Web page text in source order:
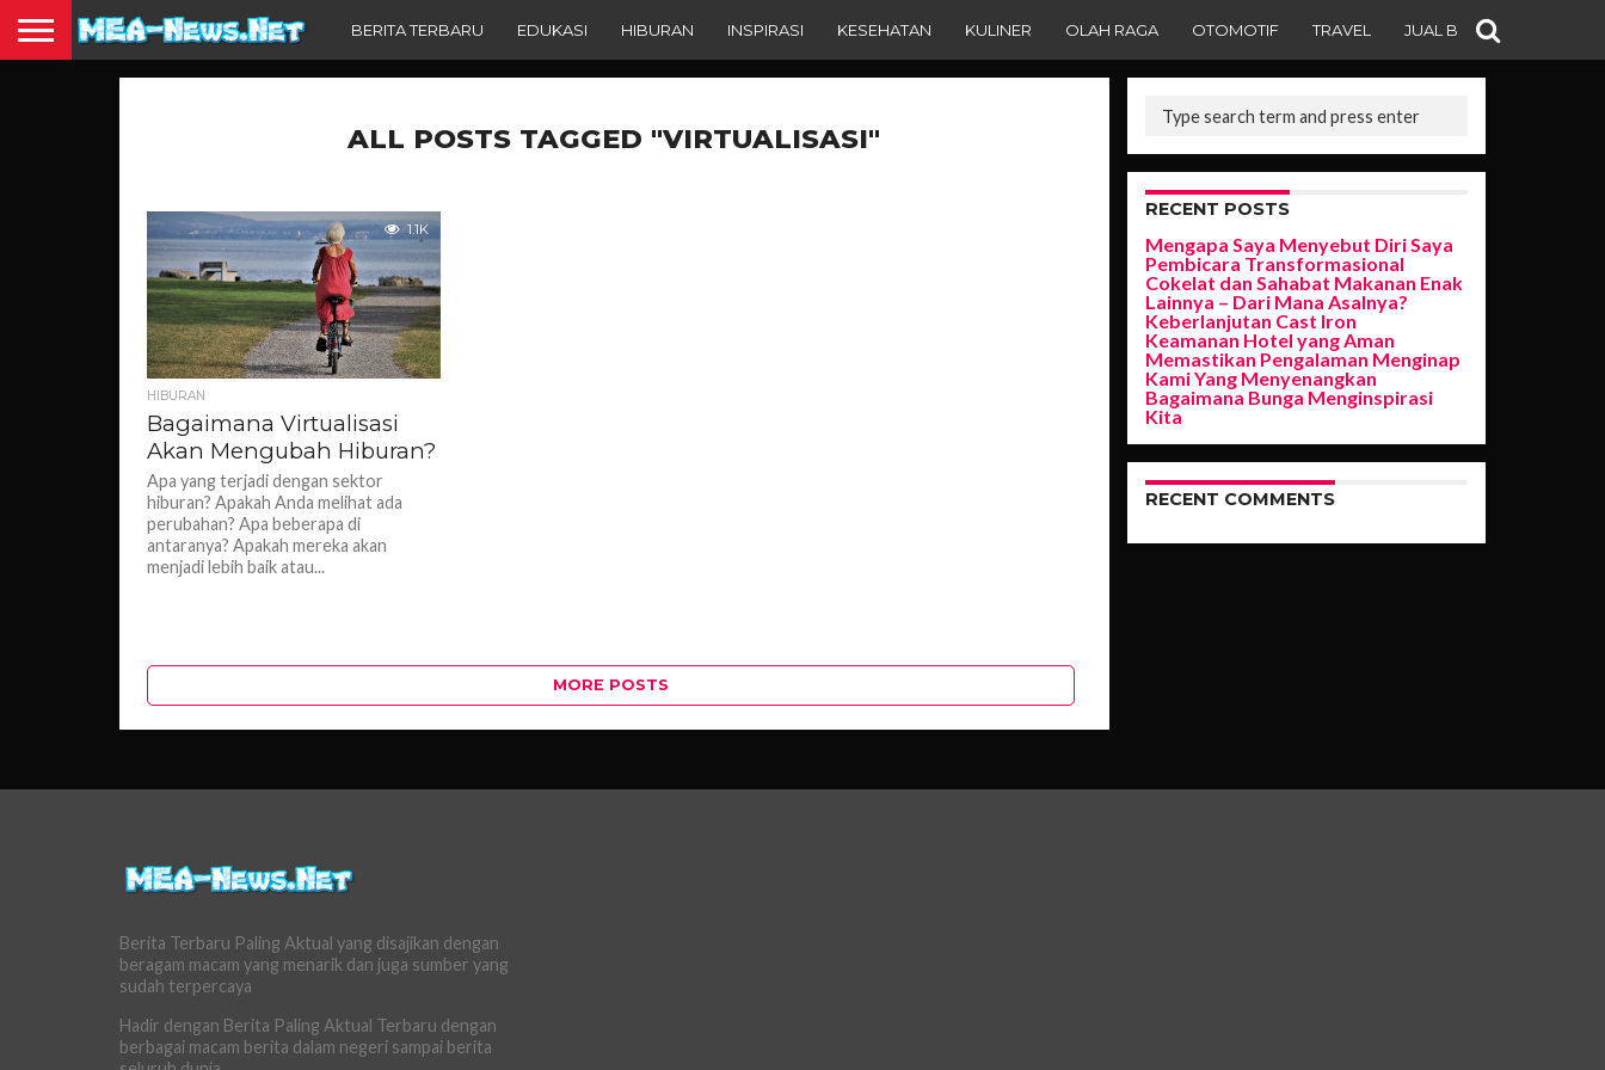
BERITA TERBARU EDUKASI HIBURAN INSPIRASI KESEHATAN KULINER OLAH RAGA OTOMOTIF TRAVEL JUAL BELI
ALL POSTS TAGGED "VIRTUALISASI"
1.1K
HIBURAN
Bagaimana Virtualisasi
Akan Mengubah Hiburan?
Apa yang terjadi dengan sektor
hiburan? Apakah Anda melihat ada
perubahan? Apa beberapa di
antaranya? Apakah mereka akan
menjadi lebih baik atau...
MORE POSTS
RECENT POSTS
Mengapa Saya Menyebut Diri Saya
Pembicara Transformasional
Cokelat dan Sahabat Makanan Enak
Lainnya – Dari Mana Asalnya?
Keberlanjutan Cast Iron
Keamanan Hotel yang Aman
Memastikan Pengalaman Menginap
Kami Yang Menyenangkan
Bagaimana Bunga Menginspirasi
Kita
RECENT COMMENTS
Berita Terbaru Paling Aktual yang disajikan dengan
beragam macam yang menarik dan juga sumber yang
sudah terpercaya
Hadir dengan Berita Paling Aktual Terbaru dengan
berbagai macam berita dalam negeri sampai berita